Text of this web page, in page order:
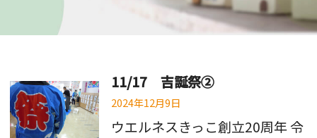
11/17 吉誕祭②
2024年12月9日
ウエルネスきっこ創立20周年 令